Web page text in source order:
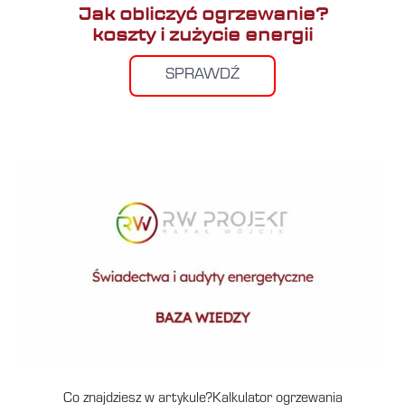
Jak obliczyć ogrzewanie?
koszty i zużycie energii
SPRAWDŹ
Co znajdziesz w artykule?Kalkulator ogrzewania